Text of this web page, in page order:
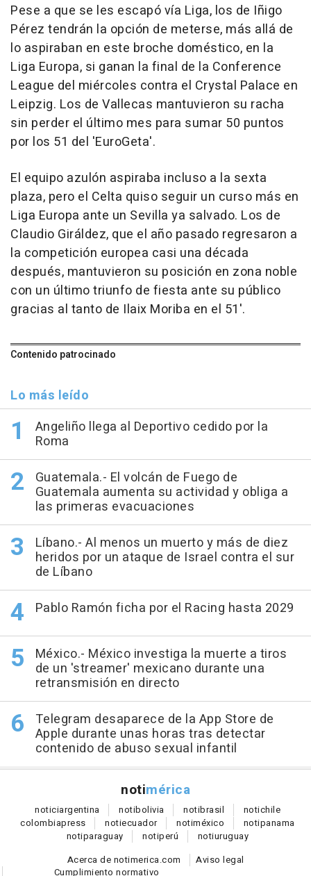
Pese a que se les escapó vía Liga, los de Iñigo
Pérez tendrán la opción de meterse, más allá de
lo aspiraban en este broche doméstico, en la
Liga Europa, si ganan la final de la Conference
League del miércoles contra el Crystal Palace en
Leipzig. Los de Vallecas mantuvieron su racha
sin perder el último mes para sumar 50 puntos
por los 51 del 'EuroGeta'.
El equipo azulón aspiraba incluso a la sexta
plaza, pero el Celta quiso seguir un curso más en
Liga Europa ante un Sevilla ya salvado. Los de
Claudio Giráldez, que el año pasado regresaron a
la competición europea casi una década
después, mantuvieron su posición en zona noble
con un último triunfo de fiesta ante su público
gracias al tanto de Ilaix Moriba en el 51'.
Contenido patrocinado
Lo más leído
Angeliño llega al Deportivo cedido por la
Roma
Guatemala.- El volcán de Fuego de
Guatemala aumenta su actividad y obliga a
las primeras evacuaciones
Líbano.- Al menos un muerto y más de diez
heridos por un ataque de Israel contra el sur
de Líbano
Pablo Ramón ficha por el Racing hasta 2029
México.- México investiga la muerte a tiros
de un 'streamer' mexicano durante una
retransmisión en directo
Telegram desaparece de la App Store de
Apple durante unas horas tras detectar
contenido de abuso sexual infantil
notimérica
noticiargentina notibolivia notibrasil notichile
colombiapress notiecuador notiméxico notipanama
notiparaguay notiperú notiuruguay
Acerca de notimerica.com
Aviso legal
Cumplimiento normativo